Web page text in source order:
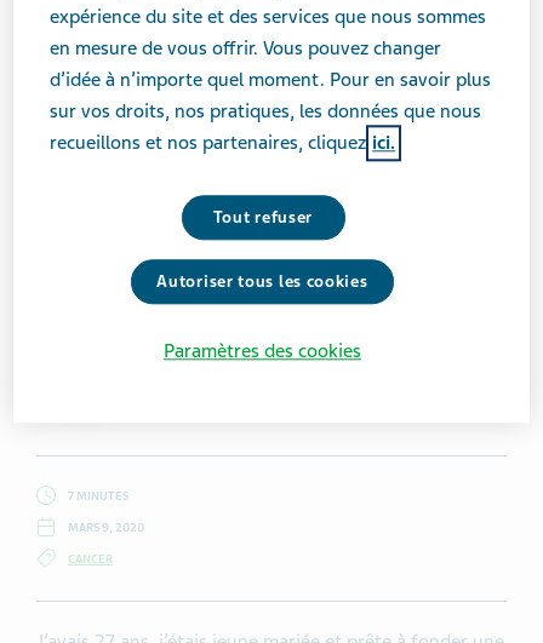
Getty Images / Pornpak Khunatorn
7 MINUTES
MARS 9, 2020
CANCER
expérience du site et des services que nous sommes
en mesure de vous offrir. Vous pouvez changer
d’idée à n’importe quel moment. Pour en savoir plus
sur vos droits, nos pratiques, les données que nous
recueillons et nos partenaires, cliquez ici.
Tout refuser
Autoriser tous les cookies
Paramètres des cookies